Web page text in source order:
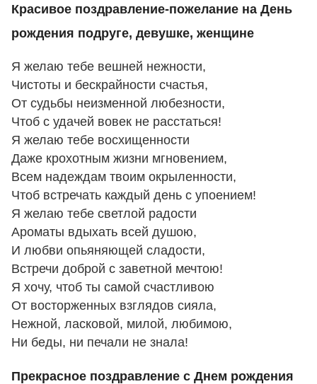
Красивое поздравление-пожелание на День
рождения подруге, девушке, женщине
Я желаю тебе вешней нежности,
Чистоты и бескрайности счастья,
От судьбы неизменной любезности,
Чтоб с удачей вовек не расстаться!
Я желаю тебе восхищенности
Даже крохотным жизни мгновением,
Всем надеждам твоим окрыленности,
Чтоб встречать каждый день с упоением!
Я желаю тебе светлой радости
Ароматы вдыхать всей душою,
И любви опьяняющей сладости,
Встречи доброй с заветной мечтою!
Я хочу, чтоб ты самой счастливою
От восторженных взглядов сияла,
Нежной, ласковой, милой, любимою,
Ни беды, ни печали не знала!
Прекрасное поздравление с Днем рождения